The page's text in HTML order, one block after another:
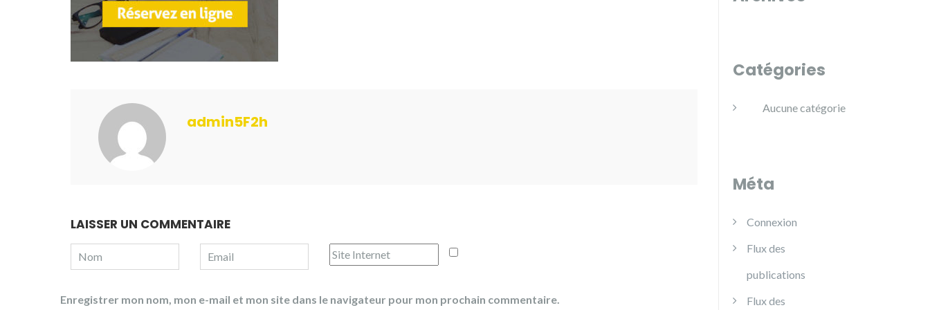
admin5F2h
LAISSER UN COMMENTAIRE
Enregistrer mon nom, mon e-mail et mon site dans le navigateur pour mon prochain commentaire.
Catégories
Aucune catégorie
Méta
Connexion
Flux des
publications
Flux des